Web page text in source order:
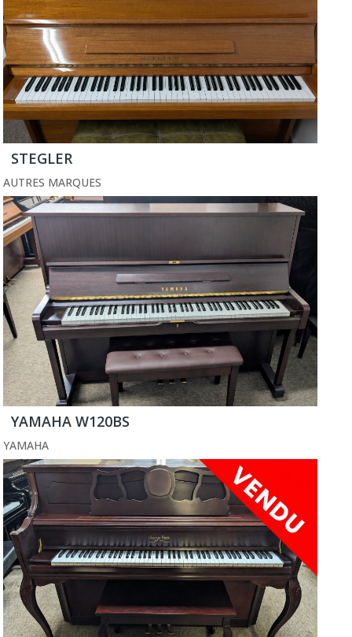
STEGLER
AUTRES MARQUES
YAMAHA W120BS
YAMAHA